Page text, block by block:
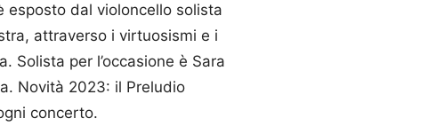
esposto dal violoncello solista
attraverso i virtuosismi e i
Solista per l’occasione è Sara
Novità 2023: il Preludio
concerto.